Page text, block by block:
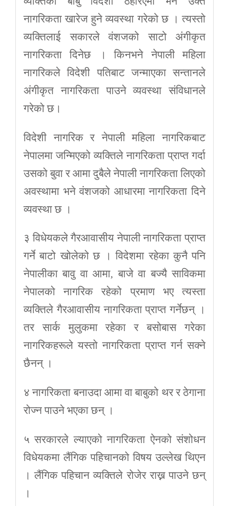
नागरिकता खारेज हुने व्यवस्था गरेको छ । त्यस्तो
व्यक्तिलाई सकारले वंशजको साटो अंगीकृत
नागरिकता दिनेछ । किनभने नेपाली महिला
नागरिकले विदेशी पतिबाट जन्माएका सन्तानले
अंगीकृत नागरिकता पाउने व्यवस्था संविधानले
गरेको छ।
विदेशी नागरिक र नेपाली महिला नागरिकबाट
नेपालमा जन्मिएको व्यक्तिले नागरिकता प्राप्त गर्दा
उसको बुवा र आमा दुबैले नेपाली नागरिकता लिएको
अवस्थामा भने वंशजको आधारमा नागरिकता दिने
व्यवस्था छ ।
३ विधेयकले गैरआवासीय नेपाली नागरिकता प्राप्त
गर्ने बाटो खोलेको छ । विदेशमा रहेका कुनै पनि
नेपालीका बावु वा आमा, बाजे वा बज्यै साविकमा
नेपालको नागरिक रहेको प्रमाण भए त्यस्ता
व्यक्तिले गैरआवासीय नागरिकता प्राप्त गर्नेछन् ।
तर सार्क मुलुकमा रहेका र बसोबास गरेका
नागरिकहरूले यस्तो नागरिकता प्राप्त गर्न सक्ने
छैनन् ।
४ नागरिकता बनाउदा आमा वा बाबुको थर र ठेगाना
रोज्न पाउने भएका छन् ।
५ सरकारले ल्याएको नागरिकता ऐनको संशोधन
विधेयकमा लैंगिक पहिचानको विषय उल्लेख थिएन
। लैंगिक पहिचान व्यक्तिले रोजेर राख्न पाउने छन्
।